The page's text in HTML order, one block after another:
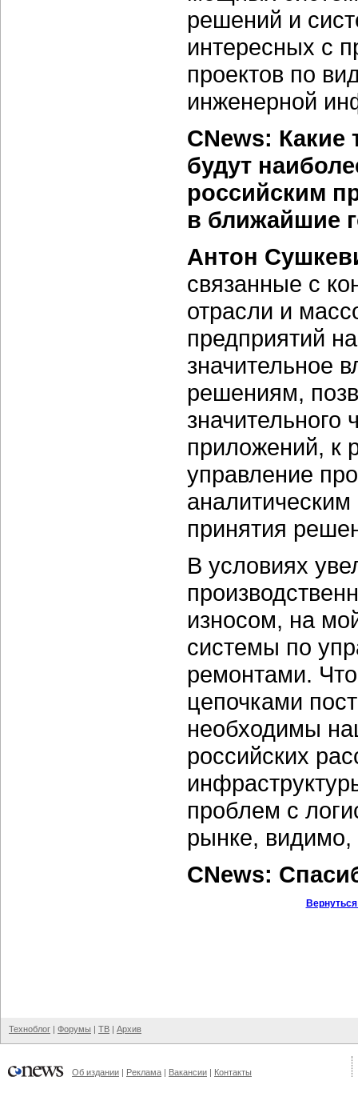
решений и
интересных с
проектов по
инженерной
CNews: Какие
будут
российским
в ближайшие
Антон
связанные с
отрасли и
предприятий
значительное
решениям,
значительного
приложений, к
управление
принятия
В условиях
износом, на
системы по
ремонтами.
цепочками
необходимы
российских
проблем с
рынке, видимо,
CNews:
Техноблог | Форумы | ТВ | Архив
Об издании | Реклама | Вакансии | Контакты